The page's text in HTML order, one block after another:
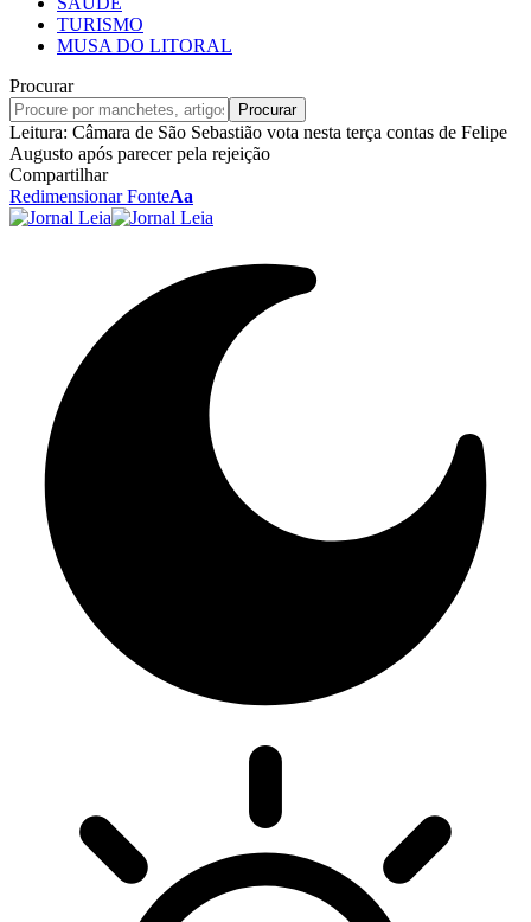
TURISMO
MUSA DO LITORAL
Procurar
Leitura: Câmara de São Sebastião vota nesta terça contas de Felipe
Augusto após parecer pela rejeição
Compartilhar
Redimensionar FonteAa